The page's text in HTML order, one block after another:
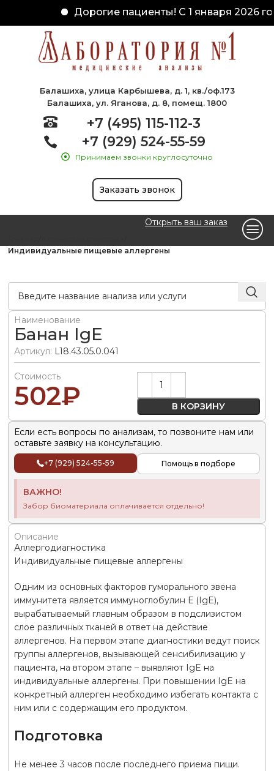
Дорогие пациенты! С 1 января 2026
Балашиха, улица Карбышева, д. 1, кв./оф.173
Балашиха, ул. Яганова, д. 8, помещ. 1800
+7 (495) 115-112-3
+7 (929) 524-55-59
Принимаем звонки круглосуточно
Заказать звонок
Открыть ваш заказ
Индивидуальные пищевые аллергены
Наименование
Банан IgE
Артикул: L18.43.05.0.041
Стоимость
502₽ В КОРЗИНУ
Alternative:
Если есть вопросы по анализам, то позвоните нам или
оставьте заявку на консультацию.
+7 (929) 524-55-59 Помощь в подборе
ВАЖНО!
Забор биоматериала оплачивается отдельно!
Описание
Аллергодиагностика
Индивидуальные пищевые аллергены
Одним из основных факторов гуморального звена
иммунитета является иммуноглобулин Е (IgE),
вырабатываемый главным образом в подслизистом
слое различных тканей в ответ на действие
аллергенов. На первом этапе диагностики ведут поиск
группы аллергенов, вызывающей сенсибилизацию у
пациента, на втором этапе – выявляют IgE на
индивидуальные аллергены. При повышении IgE на
конкретный аллерген необходимо избегать контакта с
ним или с содержащим его продуктом.
Подготовка
Не менее 3 часов после последнего приема пищи.